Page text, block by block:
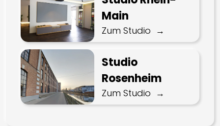
Main
Zum Studio
Studio
Rosenheim
Zum Studio